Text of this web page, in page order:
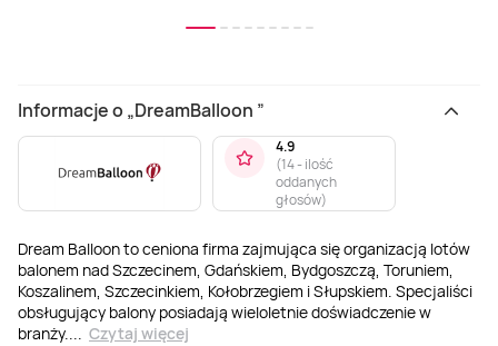
Informacje o „DreamBalloon ”
Dream Balloon to ceniona firma zajmująca się organizacją lotów
balonem nad Szczecinem, Gdańskiem, Bydgoszczą, Toruniem,
Koszalinem, Szczecinkiem, Kołobrzegiem i Słupskiem. Specjaliści
obsługujący balony posiadają wieloletnie doświadczenie w
branży.... Czytaj więcej
4.9
(14 - ilość
oddanych
głosów)